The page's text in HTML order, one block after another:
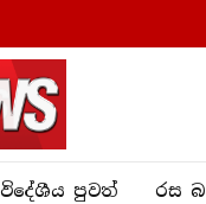
විදේශීය පුවත් රස